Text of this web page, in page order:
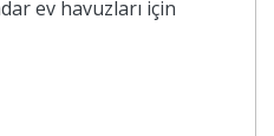
ev havuzları için